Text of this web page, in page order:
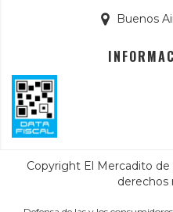
Buenos
Copyright El Mercadito de
derechos